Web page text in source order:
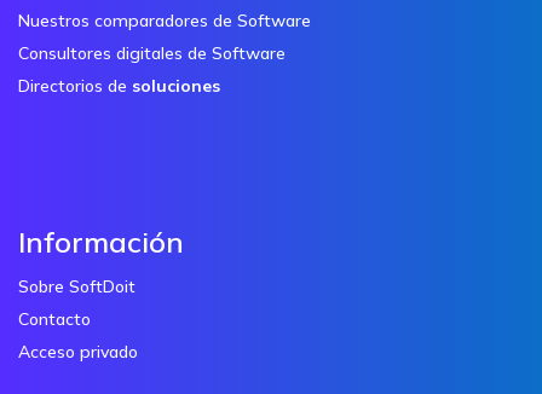
Nuestros comparadores de Software
Consultores digitales de Software
Directorios de soluciones
Información
Sobre SoftDoit
Contacto
Acceso privado